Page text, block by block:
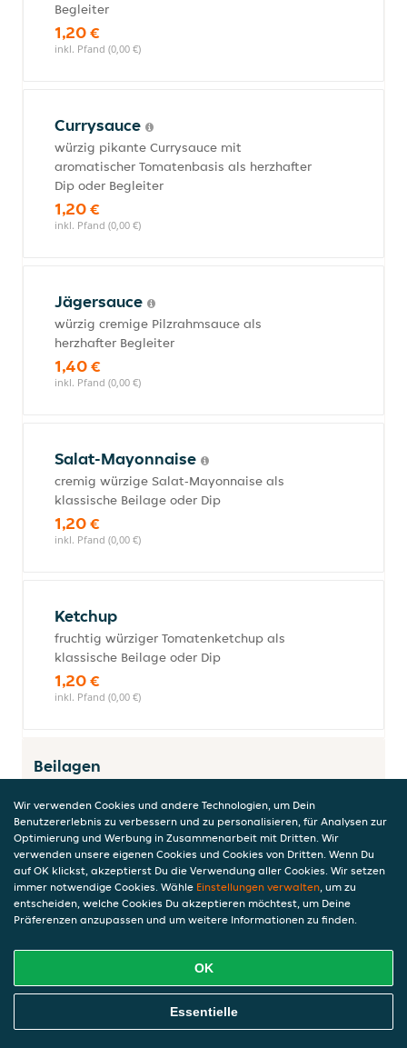
Begleiter
1,20 €
inkl. Pfand (0,00 €)
Currysauce
würzig pikante Currysauce mit
aromatischer Tomatenbasis als herzhafter
Dip oder Begleiter
1,20 €
inkl. Pfand (0,00 €)
Jägersauce
würzig cremige Pilzrahmsauce als
herzhafter Begleiter
1,40 €
inkl. Pfand (0,00 €)
Salat-Mayonnaise
cremig würzige Salat‑Mayonnaise als
klassische Beilage oder Dip
1,20 €
inkl. Pfand (0,00 €)
Ketchup
fruchtig würziger Tomatenketchup als
klassische Beilage oder Dip
1,20 €
inkl. Pfand (0,00 €)
Beilagen
Peperoni
würzig eingelegte Peperoni mit leichter
Schärfe als herzhafte Beilage oder Snack
5,60 €
inkl. Pfand (0,00 €)
Weißkäse
cremig würziger Weißkäse in Salzlake als
Online Essen Bestellen
Wir verwenden Cookies und andere Technologien, um Dein
Benutzererlebnis zu verbessern und zu personalisieren, für Analysen zur
Optimierung und Werbung in Zusammenarbeit mit Dritten. Wir
verwenden unsere eigenen Cookies und Cookies von Dritten. Wenn Du
auf OK klickst, akzeptierst Du die Verwendung aller Cookies. Wir setzen
immer notwendige Cookies. Wähle Einstellungen verwalten, um zu
entscheiden, welche Cookies Du akzeptieren möchtest, um Deine
Präferenzen anzupassen und um weitere Informationen zu finden.
OK
Essentielle